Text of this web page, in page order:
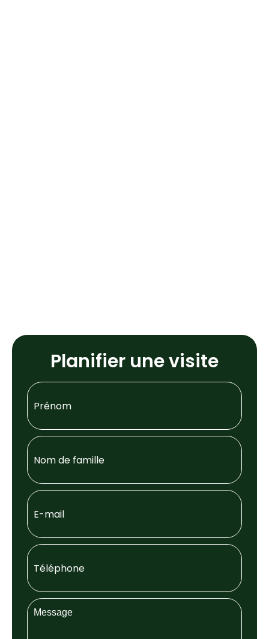
Planifier une visite